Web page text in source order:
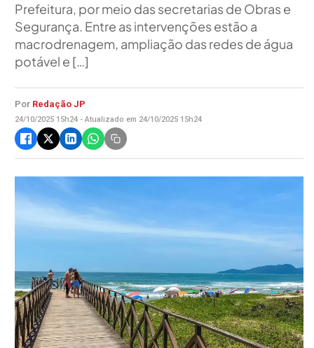
Prefeitura, por meio das secretarias de Obras e
Segurança. Entre as intervenções estão a
macrodrenagem, ampliação das redes de água
potável e […]
Por Redação JP
24/10/2025 15h24 - Atualizado em 24/10/2025 15h24